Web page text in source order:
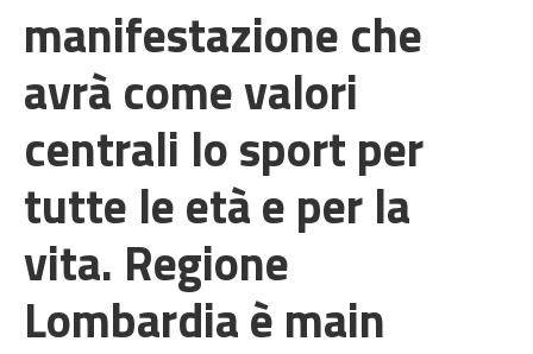
manifestazione che
avrà come valori
centrali lo sport per
tutte le età e per la
vita. Regione
Lombardia è main